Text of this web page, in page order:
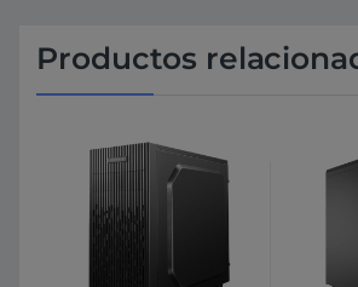
Productos